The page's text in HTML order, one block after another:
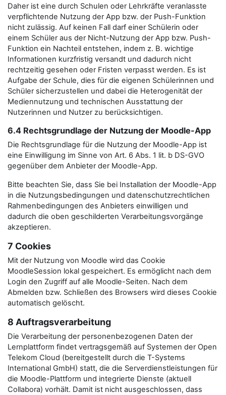
Daher ist eine durch Schulen oder Lehrkräfte veranlasste
verpflichtende Nutzung der App bzw. der Push-Funktion
nicht zulässig. Auf keinen Fall darf einer Schülerin oder
einem Schüler aus der Nicht-Nutzung der App bzw. Push-
Funktion ein Nachteil entstehen, indem z. B. wichtige
Informationen kurzfristig versandt und dadurch nicht
rechtzeitig gesehen oder Fristen verpasst werden. Es ist
Aufgabe der Schule, dies für die eigenen Schülerinnen und
Schüler sicherzustellen und dabei die Heterogenität der
Mediennutzung und technischen Ausstattung der
Nutzerinnen und Nutzer zu berücksichtigen.
6.4 Rechtsgrundlage der Nutzung der Moodle-App
Die Rechtsgrundlage für die Nutzung der Moodle-App ist
eine Einwilligung im Sinne von Art. 6 Abs. 1 lit. b DS-GVO
gegenüber dem Anbieter der Moodle-App.
Bitte beachten Sie, dass Sie bei Installation der Moodle-App
in die Nutzungsbedingungen und datenschutzrechtlichen
Rahmenbedingungen des Anbieters einwilligen und
dadurch die oben geschilderten Verarbeitungsvorgänge
akzeptieren.
7 Cookies
Mit der Nutzung von Moodle wird das Cookie
MoodleSession lokal gespeichert. Es ermöglicht nach dem
Login den Zugriff auf alle Moodle-Seiten. Nach dem
Abmelden bzw. Schließen des Browsers wird dieses Cookie
automatisch gelöscht.
8 Auftragsverarbeitung
Die Verarbeitung der personenbezogenen Daten der
Lernplattform findet vertragsgemäß auf Systemen der Open
Telekom Cloud (bereitgestellt durch die T-Systems
International GmbH) statt, die die Serverdienstleistungen für
die Moodle-Plattform und integrierte Dienste (aktuell
Collabora) vorhält. Damit ist nicht ausgeschlossen, dass